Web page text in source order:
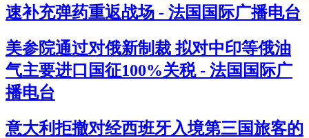
速补充弹药重返战场 - 法国国际广播电台
美参院通过对俄新制裁 拟对中印等俄油
气主要进口国征100%关税 - 法国国际广
播电台
意大利拒撤对经西班牙入境第三国旅客的